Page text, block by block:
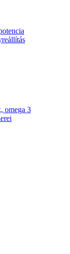
omega 3